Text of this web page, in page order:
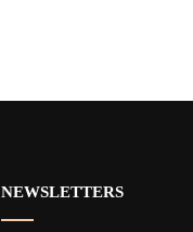
NEWSLETTERS